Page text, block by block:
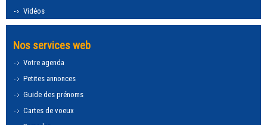
Vidéos
Nos services web
Votre agenda
Petites annonces
Guide des prénoms
Cartes de voeux